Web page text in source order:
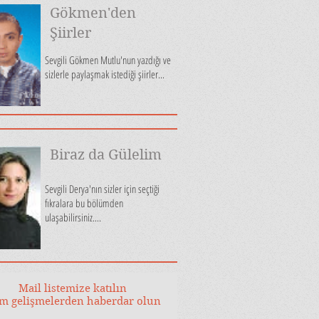
Mail listemize katılın
gelişmelerden haberdar olun
Gökmen'den
Şiirler
Sevgili Gökmen Mutlu'nun yazdığı ve
sizlerle paylaşmak istediği şiirler...
Biraz da Gülelim
Sevgili Derya'nın sizler için seçtiği
fıkralara bu bölümden
ulaşabilirsiniz....